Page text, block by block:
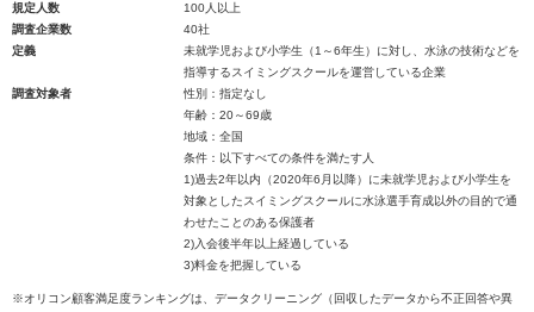
規定人数
100人以上
調査企業数
40社
定義
未就学児および小学生（1～6年生）に対し、水泳の技術などを
指導するスイミングスクールを運営している企業
調査対象者
性別：指定なし
年齢：20～69歳
地域：全国
条件：以下すべての条件を満たす人
1)過去2年以内（2020年6月以降）に未就学児および小学生を
対象としたスイミングスクールに水泳選手育成以外の目的で通
わせたことのある保護者
2)入会後半年以上経過している
3)料金を把握している
※オリコン顧客満足度ランキングは、データクリーニング（回収したデータから不正回答や異